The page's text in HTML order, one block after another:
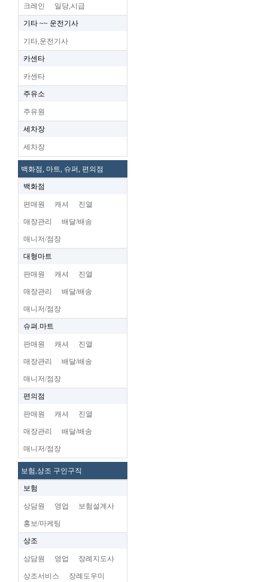
크레인 일당,시급
기타 ~~ 운전기사
기타,운전기사
카센타
카센타
주유소
주유원
세차장
세차장
백화점, 마트, 슈퍼, 편의점
백화점
편매원 캐셔 진열
매장관리 배달/배송
매니저/점장
대형마트
판매원 캐셔 진열
매장관리 배달/배송
매니저/점장
슈펴.마트
판매원 캐셔 진열
매장관리 배달/배송
매니저/점장
편의점
판매원 캐셔 진열
매장관리 배달/배송
매니저/점장
보험,상조 구인구직
보험
상담원 영업 보험설계사
홍보/마케팅
상조
상담원 영업 장례지도사
상조서비스 장례도우미